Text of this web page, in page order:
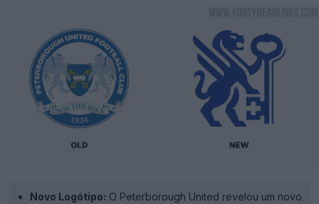
Novo Logótipo: O Peterborough United revelou um novo